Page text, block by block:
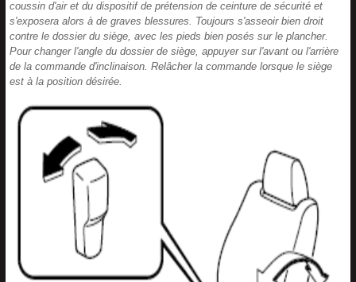
coussin d'air et du dispositif de prétension de ceinture de sécurité et
s'exposera alors à de graves blessures. Toujours s'asseoir bien droit
contre le dossier du siège, avec les pieds bien posés sur le plancher.
Pour changer l'angle du dossier de siège, appuyer sur l'avant ou l'arrière
de la commande d'inclinaison. Relâcher la commande lorsque le siège
est à la position désirée.